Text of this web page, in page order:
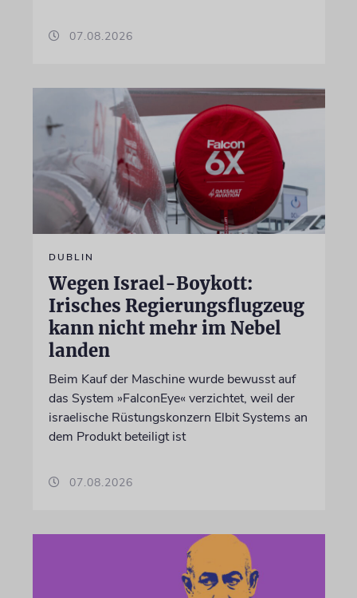
07.08.2026
DUBLIN
Wegen Israel-Boykott:
Irisches Regierungsflugzeug
kann nicht mehr im Nebel
landen
Beim Kauf der Maschine wurde bewusst auf
das System »FalconEye« verzichtet, weil der
israelische Rüstungskonzern Elbit Systems an
dem Produkt beteiligt ist
07.08.2026